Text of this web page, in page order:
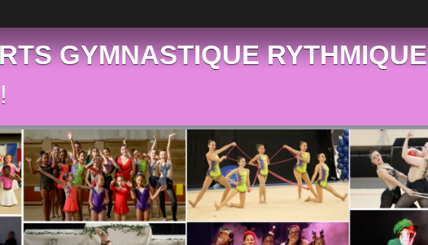
GYMNASTIQUE RYTHMIQUE